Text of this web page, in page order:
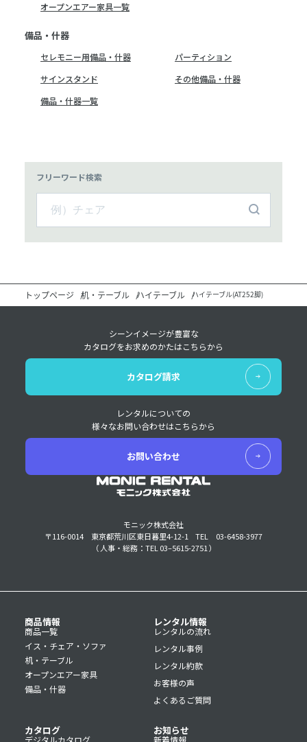
オープンエアー家具一覧
備品・什器
セレモニー用備品・什器
パーティション
サインスタンド
その他備品・什器
備品・什器一覧
フリーワード検索
トップページ 机・テーブル ハイテーブル ハイテーブル(AT252脚)
モニック株式会社
〒116-0014 東京都荒川区東日暮里4-12-1
TEL 03-6458-3977
（ 人事・総務：TEL 03–5615-2751 ）
シーンイメージが豊富な
カタログをお求めのかたはこちらから
カタログ請求
レンタルについての
様々なお問い合わせはこちらから
お問い合わせ
商品情報
商品一覧
イス・チェア・ソファ
机・テーブル
オープンエアー家具
備品・什器
レンタル情報
レンタルの流れ
レンタル事例
レンタル約款
お客様の声
よくあるご質問
カタログ
デジタルカタログ
お知らせ
新着情報